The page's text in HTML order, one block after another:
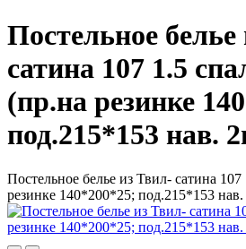
Постельное
сатина 107 1.5
(пр.на резинке
под.215*153 нав.
Постельное белье из Твил- сатина
резинке 140*200*25; под.215*153